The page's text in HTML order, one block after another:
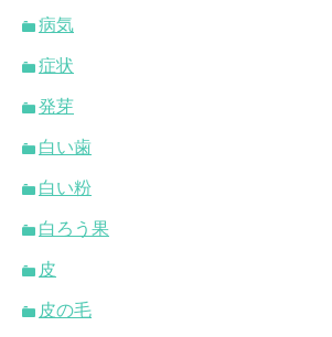
病気
症状
発芽
白い歯
白い粉
白ろう果
皮
皮の毛